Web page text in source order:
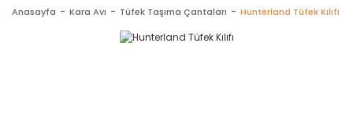
Anasayfa Kara Avı Tüfek Taşıma Çantaları Hunterland Tüfek Kılıfı